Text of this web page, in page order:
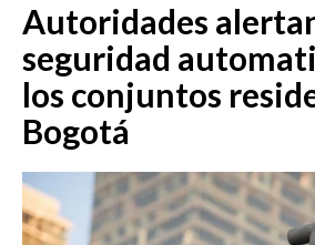
EMISIÓN 12:30
EMISIÓN 7:00 PM
EMISIÓN 11:30 PM
Autoridades
seguridad
los conjuntos
Bogotá